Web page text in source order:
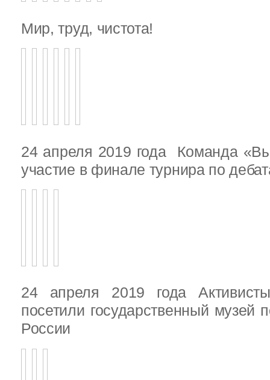
Мир, труд, чистота!
24 апреля 2019 года Команда
участие в финале турнира по
24 апреля 2019 года
посетили государственный музей
России